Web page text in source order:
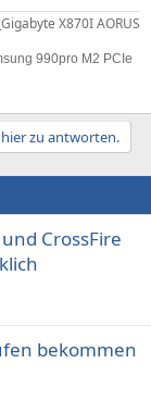
X870I AORUS
990pro M2 PCIe
zu antworten.
CrossFire
bekommen